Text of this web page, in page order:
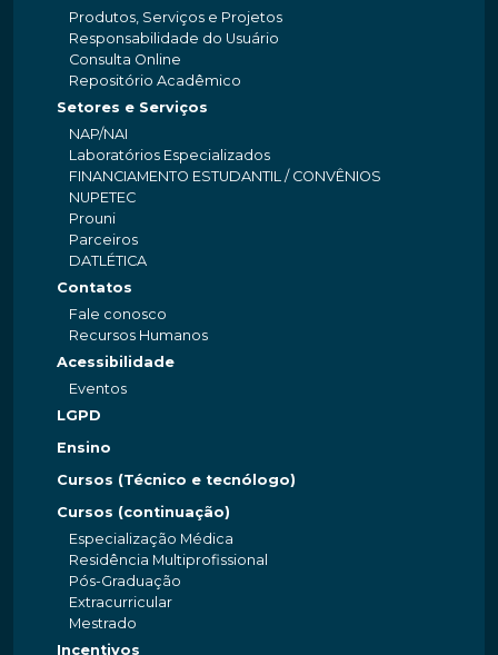
Produtos, Serviços e Projetos
Responsabilidade do Usuário
Consulta Online
Repositório Acadêmico
Setores e Serviços
NAP/NAI
Laboratórios Especializados
FINANCIAMENTO ESTUDANTIL / CONVÊNIOS
NUPETEC
Prouni
Parceiros
DATLÉTICA
Contatos
Fale conosco
Recursos Humanos
Acessibilidade
Eventos
LGPD
Ensino
Cursos (Técnico e tecnólogo)
Cursos (continuação)
Especialização Médica
Residência Multiprofissional
Pós-Graduação
Extracurricular
Mestrado
Incentivos